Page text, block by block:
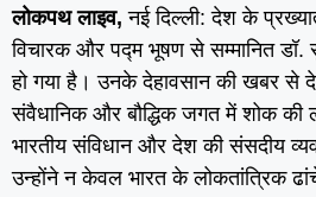
लोकपथ लाइव, नई दिल्ली: देश के
विचारक और पद्म भूषण से सम्मानित डॉ.
हो गया है। उनके देहावसान की खबर से
संवैधानिक और बौद्धिक जगत में शोक की
भारतीय संविधान और देश की संसदीय
उन्होंने न केवल भारत के लोकतांत्रिक